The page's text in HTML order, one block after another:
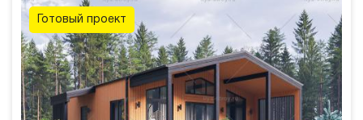
Готовый проект